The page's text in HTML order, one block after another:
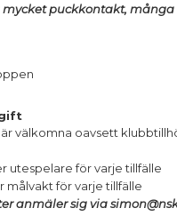
mycket puckkontakt,
välkomna oavsett
utespelare för varje tillfälle
målvakt för varje tillfälle
anmäler sig via